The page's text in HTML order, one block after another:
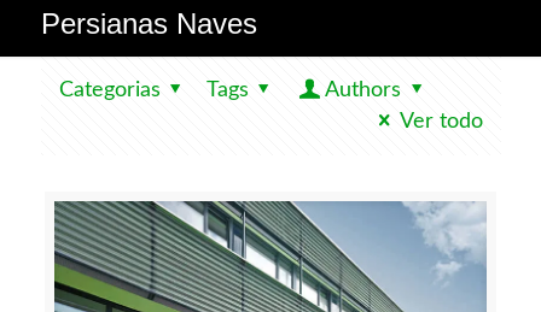
Persianas Naves
Categorias Tags
Authors
Ver todo